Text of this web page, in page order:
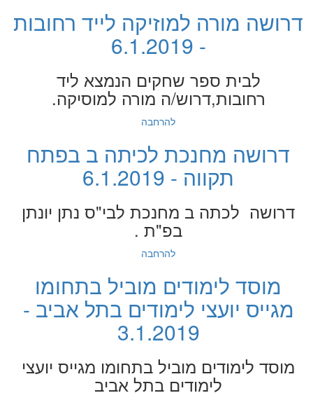
דרושה מורה למוזיקה לייד רחובות
- 6.1.2019
לבית ספר שחקים הנמצא ליד
רחובות,דרוש/ה מורה למוסיקה.
להרחבה
דרושה מחנכת לכיתה ב בפתח
תקווה - 6.1.2019
דרושה לכתה ב מחנכת לבי"ס נתן יונתן
בפ"ת .
להרחבה
מוסד לימודים מוביל בתחומו
מגייס יועצי לימודים בתל אביב -
3.1.2019
מוסד לימודים מוביל בתחומו מגייס יועצי
לימודים בתל אביב